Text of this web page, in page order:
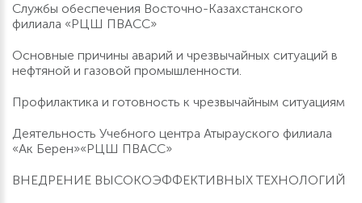
Службы обеспечения Восточно-Казахстанского
филиала «РЦШ ПВАСС»
Основные причины аварий и чрезвычайных ситуаций в
нефтяной и газовой промышленности.
Профилактика и готовность к чрезвычайным ситуациям
Деятельность Учебного центра Атырауского филиала
«Ак Берен»«РЦШ ПВАСС»
ВНЕДРЕНИЕ ВЫСОКОЭФФЕКТИВНЫХ ТЕХНОЛОГИЙ